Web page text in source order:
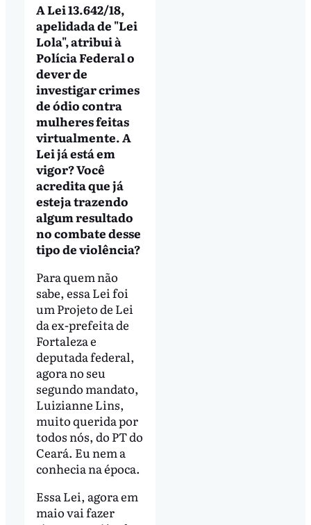
A Lei 13.642/18,
apelidada de "Lei
Lola", atribui à
Polícia Federal o
dever de
investigar crimes
de ódio contra
mulheres feitas
virtualmente. A
Lei já está em
vigor? Você
acredita que já
esteja trazendo
algum resultado
no combate desse
tipo de violência?
Para quem não
sabe, essa Lei foi
um Projeto de Lei
da ex-prefeita de
Fortaleza e
deputada federal,
agora no seu
segundo mandato,
Luizianne Lins,
muito querida por
todos nós, do PT do
Ceará. Eu nem a
conhecia na época.
Essa Lei, agora em
maio vai fazer